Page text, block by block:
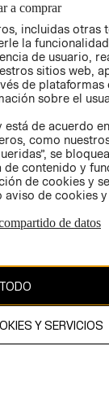
- RETIRO EN
TIENDA
TÉRMINOS Y
CONDICIONES
AVISO DE
PRIVACIDAD
GIFT CARD
AVISO DE
COOKIES
a comprar
incluidas otras
la
de usuario,
sitios web,
de plataformas
sobre el
está de acuerdo
como
se
contenido y
de cookies y
aviso de cookies
de datos
Y SERVICIOS